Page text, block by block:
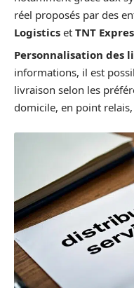
réel proposés par des
Logistics et TNT
Personnalisation des
informations, il est
livraison selon les
domicile, en point relais,